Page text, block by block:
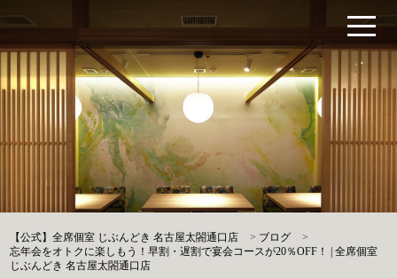
【公式】全席個室 じぶんどき 名古屋太閤通口店 > ブログ
>
忘年会をオトクに楽しもう！早割・遅割で宴会コースが20％OFF！ | 全席個室
じぶんどき 名古屋太閤通口店